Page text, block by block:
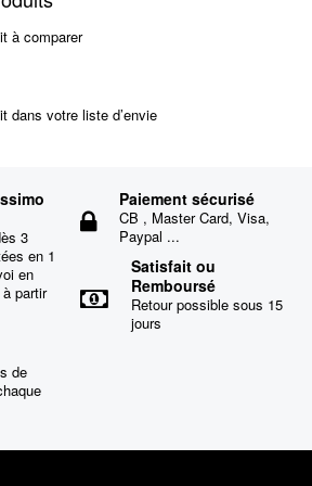
à comparer
dans votre liste d’envie
3
en 1
en
partir
Paiement sécurisé
CB , Master Card, Visa,
Paypal ...
Satisfait ou
Remboursé
Retour possible sous 15
jours
de